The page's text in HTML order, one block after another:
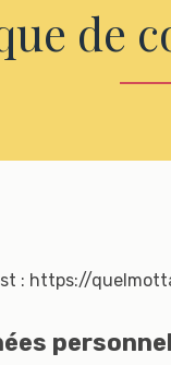
de
: https://